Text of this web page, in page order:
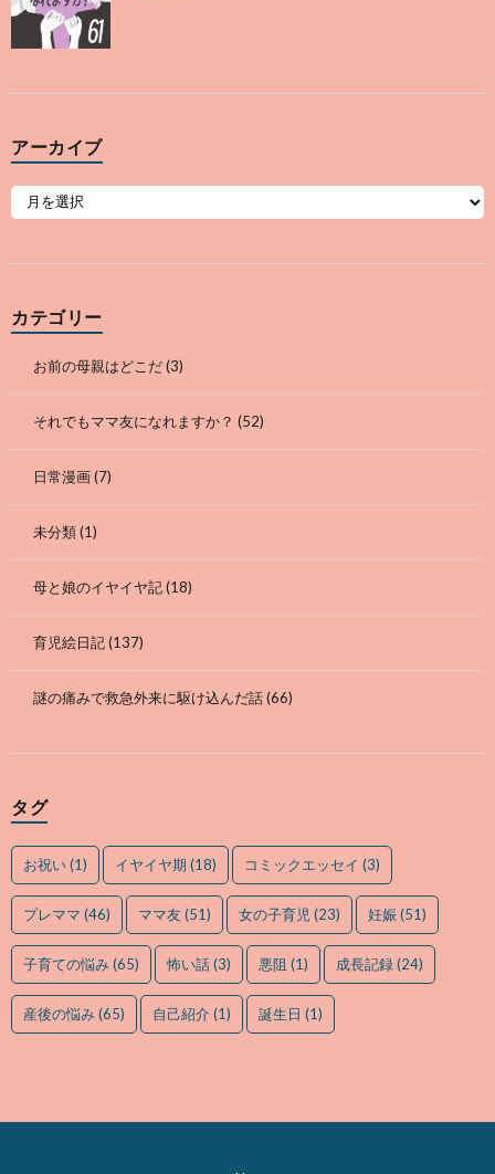
アーカイブ
カテゴリー
お前の母親はどこだ(3)
それでもママ友になれますか？ (52)
日常漫画(7)
未分類(1)
母と娘のイヤイヤ記(18)
育児絵日記(137)
謎の痛みで救急外来に駆け込んだ話(66)
タグ
お祝い(1) イヤイヤ期 (18) コミックエッセイ (3)
プレママ (46) ママ友(51) 女の子育児 (23) 妊娠(51)
子育ての悩み(65) 怖い話(3) 悪阻 (1) 成長記録(24)
産後の悩み(65) 自己紹介(1) 誕生日 (1)